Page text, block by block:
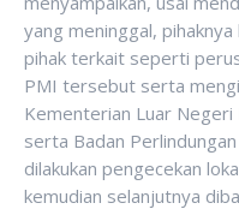
yang meninggal,
pihak terkait seperti
PMI tersebut serta
Kementerian Luar
serta Badan
dilakukan pengecekan
kemudian selanjutnya